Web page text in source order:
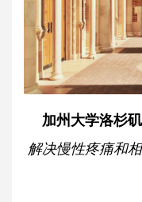
加州大学洛杉
解决慢性疼痛和